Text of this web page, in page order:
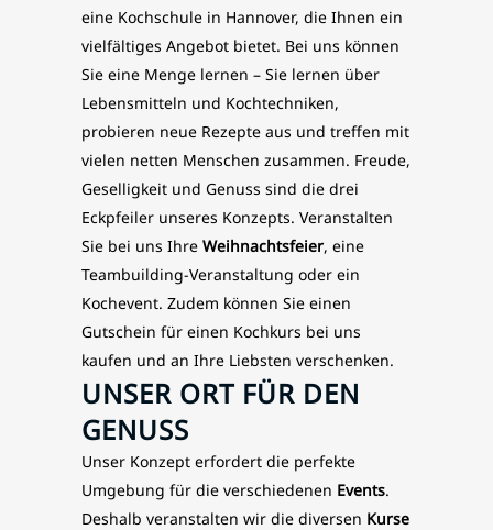
eine Kochschule in Hannover, die Ihnen ein
vielfältiges Angebot bietet. Bei uns können
Sie eine Menge lernen – Sie lernen über
Lebensmitteln und Kochtechniken,
probieren neue Rezepte aus und treffen mit
vielen netten Menschen zusammen. Freude,
Geselligkeit und Genuss sind die drei
Eckpfeiler unseres Konzepts. Veranstalten
Sie bei uns Ihre Weihnachtsfeier, eine
Teambuilding-Veranstaltung oder ein
Kochevent. Zudem können Sie einen
Gutschein für einen Kochkurs bei uns
kaufen und an Ihre Liebsten verschenken.
UNSER ORT FÜR DEN
GENUSS
Unser Konzept erfordert die perfekte
Umgebung für die verschiedenen Events.
Deshalb veranstalten wir die diversen Kurse